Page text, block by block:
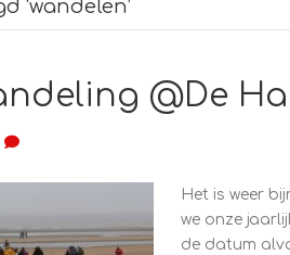
‘wandelen’
@De
Het is weer
we onze
de datum